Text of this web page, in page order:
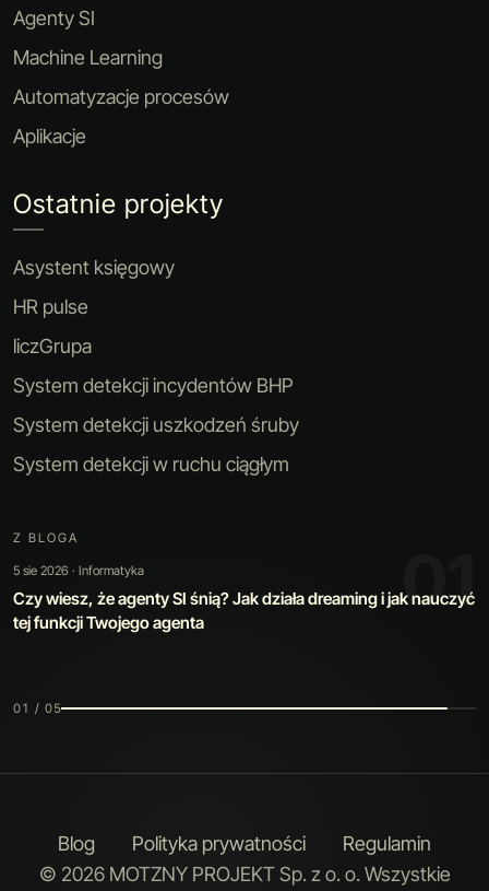
Agenty SI
Machine Learning
Automatyzacje procesów
Aplikacje
Ostatnie projekty
Asystent księgowy
HR pulse
liczGrupa
System detekcji incydentów BHP
System detekcji uszkodzeń śruby
System detekcji w ruchu ciągłym
Z BLOGA 02
30 lip 2026 · Sztuczna inteligencja
Kiedy automatyzacja jest warta swojej ceny: jak zbudowaliśmy
narzędzie, które poprawia samo siebie
02 / 05
Blog Polityka prywatności
Regulamin
© 2026 MOTZNY PROJEKT Sp. z o. o. Wszystkie